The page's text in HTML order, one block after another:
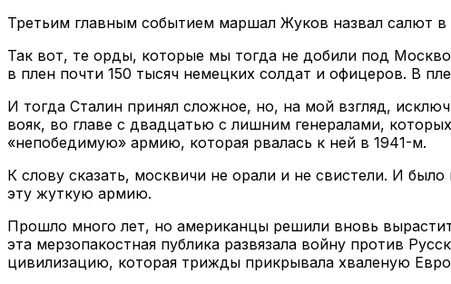
Третьим главным событием маршал Жуков назвал салют
Так вот, те орды, которые мы тогда не добили под
в плен почти 150 тысяч немецких солдат и офицеров. В
И тогда Сталин принял сложное, но, на мой взгляд,
вояк, во главе с двадцатью с лишним генералами,
«непобедимую» армию, которая рвалась к ней в 1941-м.
К слову сказать, москвичи не орали и не свистели. И
эту жуткую армию.
Прошло много лет, но американцы решили вновь
эта мерзопакостная публика развязала войну против
цивилизацию, которая трижды прикрывала хваленую